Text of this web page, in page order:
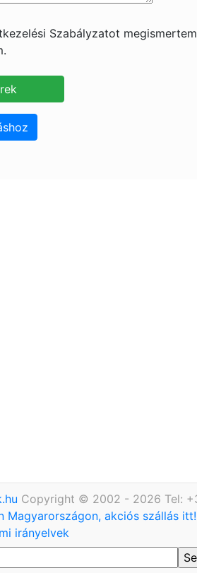
Szabályzatot
Copyright © 2002 - 2026 Tel:
akciós szállás itt!
irányelvek